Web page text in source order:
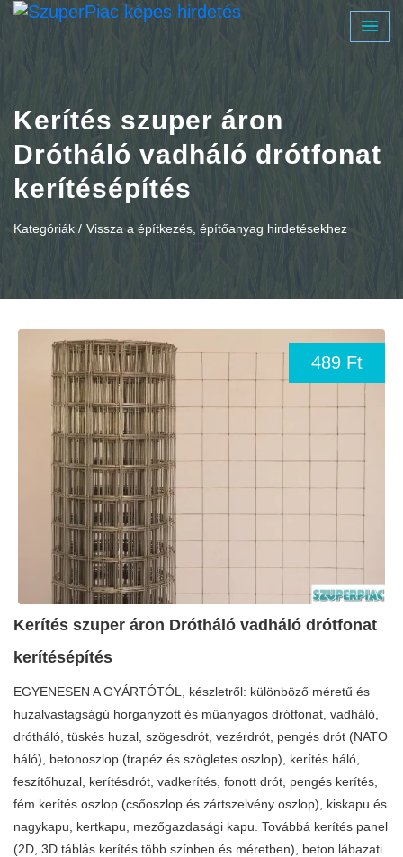
Kerítés szuper áron
Drótháló vadháló drótfonat
kerítésépítés
Kategóriák / Vissza a építkezés, építőanyag hirdetésekhez
489 Ft
Kerítés szuper áron Drótháló vadháló drótfonat
kerítésépítés
EGYENESEN A GYÁRTÓTÓL, készletről: különböző méretű és
huzalvastagságú horganyzott és műanyagos drótfonat, vadháló,
drótháló, tüskés huzal, szögesdrót, vezérdrót, pengés drót (NATO
háló), betonoszlop (trapéz és szögletes oszlop), kerítés háló,
feszítőhuzal, kerítésdrót, vadkerítés, fonott drót, pengés kerítés,
fém kerítés oszlop (csőoszlop és zártszelvény oszlop), kiskapu és
nagykapu, kertkapu, mezőgazdasági kapu. Továbbá kerítés panel
(2D, 3D táblás kerítés több színben és méretben), beton lábazati